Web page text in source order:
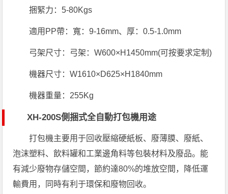
捆緊力：5-80Kgs
適用PP帶：寬：9-16mm、厚：0.5-1.0mm
弓架尺寸：弓架：W600×H1450mm(可按要求定制)
機器尺寸：W1610×D625×H1840mm
機器重量：255Kg
XH-200S側捆式全自動打包機用途
打包機主要用于回收壓縮硬紙板、廢薄膜、廢紙、
泡沫塑料、飲料罐和工業邊角料等包裝材料及廢品。能
有減少廢物存儲空間，節約達80%的堆放空間，降低運
輸費用，同時有利于環保和廢物回收。